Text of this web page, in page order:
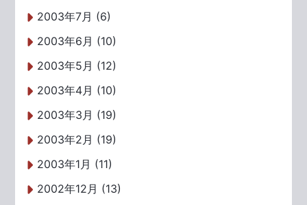
2003年7月 (6)
2003年6月 (10)
2003年5月 (12)
2003年4月 (10)
2003年3月 (19)
2003年2月 (19)
2003年1月 (11)
2002年12月 (13)